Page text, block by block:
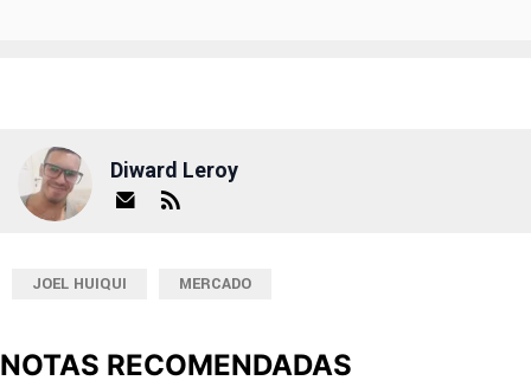
Diward Leroy
JOEL HUIQUI MERCADO
NOTAS RECOMENDADAS